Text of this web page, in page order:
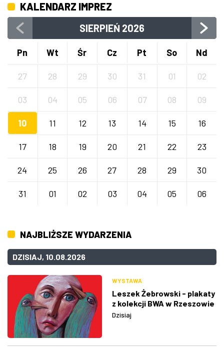
KALENDARZ IMPREZ
SIERPIEŃ 2026
Pn Wt Śr Cz Pt So Nd
27 28 29 30 31 01 02
03 04 05 06 07 08 09
10 11 12 13 14 15 16
17 18 19 20 21 22 23
24 25 26 27 28 29 30
31 01 02 03 04 05 06
NAJBLIŻSZE WYDARZENIA
DZISIAJ, 10.08.2026
WYSTAWA
Leszek Żebrowski - plakaty
z kolekcji BWA w Rzeszowie
Dzisiaj